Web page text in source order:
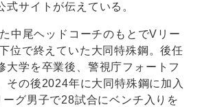
式サイトが伝えている。
中尾ヘッドコーチのもとでVリー
位で終えていた大同特殊鋼。後任
大学を卒業後、警視庁フォートフ
その後2024年に大同特殊鋼に加入
グ男子で28試合にベンチ入りを